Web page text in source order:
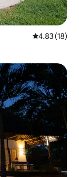
從 18 則評價
4.83 (18)